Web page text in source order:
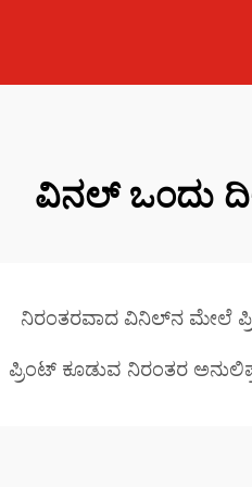
ವಿನಲ್ ಒಂದು
ನಿರಂತರವಾದ ವಿನಿಲ್‌ನ ಮೇಲೆ
ಪ್ರಿಂಟ್‌ ಕೂಡುವ ನಿರಂತರ